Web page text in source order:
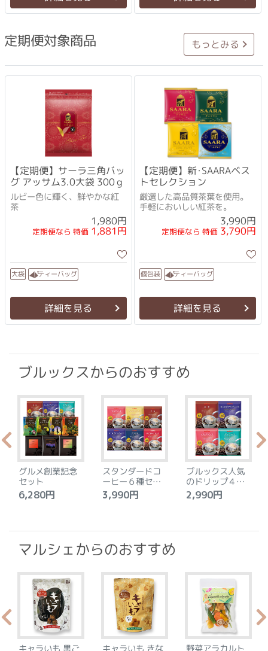
定期便対象商品 もっとみる
【定期便】サーラ三角バッ
グ アッサム3.0大袋 300ｇ
ルビー色に輝く、鮮やかな紅
茶
1,980円
定期便なら 特価1,881円
大袋 ティーバッグ
詳細を見る
【定期便】新･SAARAベス
トセレクション
厳選した高品質茶葉を使用。
手軽においしい紅茶を。
3,990円
定期便なら 特価3,790円
個包装 ティーバッグ
詳細を見る
ブルックスからのおすすめ
グルメ創業記念
セット
6,280円
スタンダードコ
ーヒー６種セッ
ト
3,990円
ブルックス人気
のドリップ４種
セット
2,990円
マルシェからのおすすめ
キャラいも 黒ご キャラいも きな 野菜アラカルト